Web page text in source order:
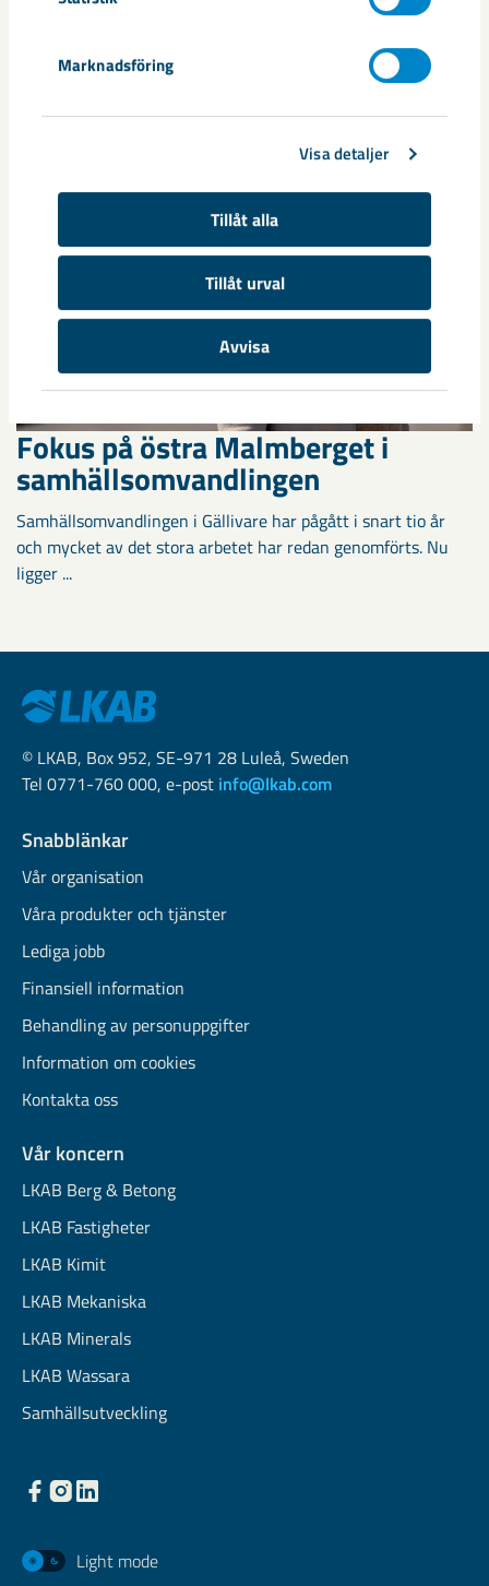
Marknadsföring
Visa detaljer
Tillåt alla
Tillåt urval
Avvisa
Nytt sovringsverk växer fram
Nu syns det hur LKAB:s nya sovringsverk successivt tar form.
Anläggningen kommer att ersätta det befintliga verket från
1950-talet och ...
Fokus på östra Malmberget i
samhällsomvandlingen
Samhällsomvandlingen i Gällivare har pågått i snart tio år
och mycket av det stora arbetet har redan genomförts. Nu
ligger ...
© LKAB, Box 952, SE-971 28 Luleå, Sweden
Tel 0771-760 000, e-post info@lkab.com
Snabblänkar
Vår organisation
Våra produkter och tjänster
Lediga jobb
Finansiell information
Behandling av personuppgifter
Information om cookies
Kontakta oss
Vår koncern
LKAB Berg & Betong
LKAB Fastigheter
LKAB Kimit
LKAB Mekaniska
LKAB Minerals
LKAB Wassara
Samhällsutveckling
Light mode